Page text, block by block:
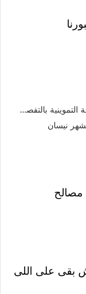
بالتفصيل
نيسان
بقى على اللى